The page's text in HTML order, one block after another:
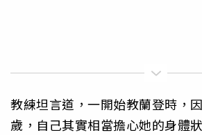
教練坦言道，一開始教蘭登時，
歲，自己其實相當擔心她的身體